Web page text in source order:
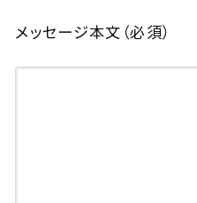
メッセージ本文 （必須）